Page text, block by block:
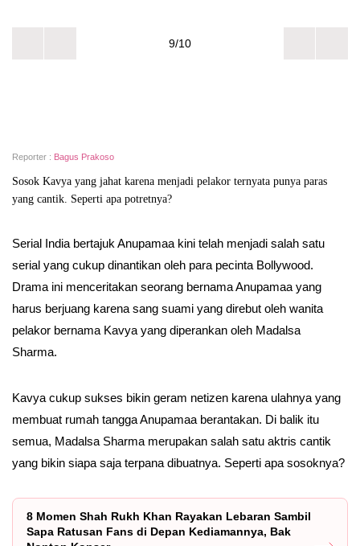
9/10
Reporter : Bagus Prakoso
Sosok Kavya yang jahat karena menjadi pelakor ternyata punya paras
yang cantik. Seperti apa potretnya?
Serial India bertajuk Anupamaa kini telah menjadi salah satu
serial yang cukup dinantikan oleh para pecinta Bollywood.
Drama ini menceritakan seorang bernama Anupamaa yang
harus berjuang karena sang suami yang direbut oleh wanita
pelakor bernama Kavya yang diperankan oleh Madalsa
Sharma.
Kavya cukup sukses bikin geram netizen karena ulahnya yang
membuat rumah tangga Anupamaa berantakan. Di balik itu
semua, Madalsa Sharma merupakan salah satu aktris cantik
yang bikin siapa saja terpana dibuatnya. Seperti apa sosoknya?
8 Momen Shah Rukh Khan Rayakan Lebaran Sambil
Sapa Ratusan Fans di Depan Kediamannya, Bak